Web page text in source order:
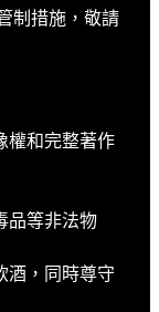
制措施，敬請
權和完整著作
品等非法物
酒，同時尊守